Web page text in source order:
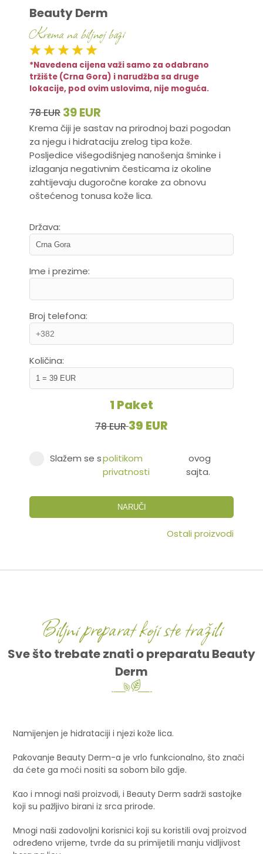
Beauty Derm
Krema na biljnoj bazi
*Navedena cijena važi samo za odabrano
tržište (Crna Gora) i narudžba sa druge
lokacije, pod ovim uslovima, nije moguća.
78 EUR 39 EUR
Krema čiji je sastav na prirodnoj bazi pogodan
za njegu i hidrataciju zrelog tipa kože.
Posljedice višegodišnjeg nanošenja šminke i
izlaganja negativnim česticama iz okoline
zahtijevaju dugoročne korake za obnovu
oštećenog tonusa kože lica.
Država:
Ime i prezime:
Broj telefona:
Količina:
1 Paket
78 EUR39 EUR
Slažem se spolitikom
privatnosti
ovog
sajta.
NARUČI
Ostali proizvodi
Biljni preparat koji ste tražili
Sve što trebate znati o preparatu Beauty
Derm
Namijenjen je hidrataciji i njezi kože lica.
Pakovanje Beauty Derm-a je vrlo funkcionalno, što znači
da ćete ga moći nositi sa sobom bilo gdje.
Kao i mnogi naši proizvodi, i Beauty Derm sadrži sastojke
koji su pažljivo birani iz srca prirode.
Mnogi naši zadovoljni korisnici koji su koristili ovaj proizvod
određeno vrijeme, tvrde da su primijetili manju vidljivost